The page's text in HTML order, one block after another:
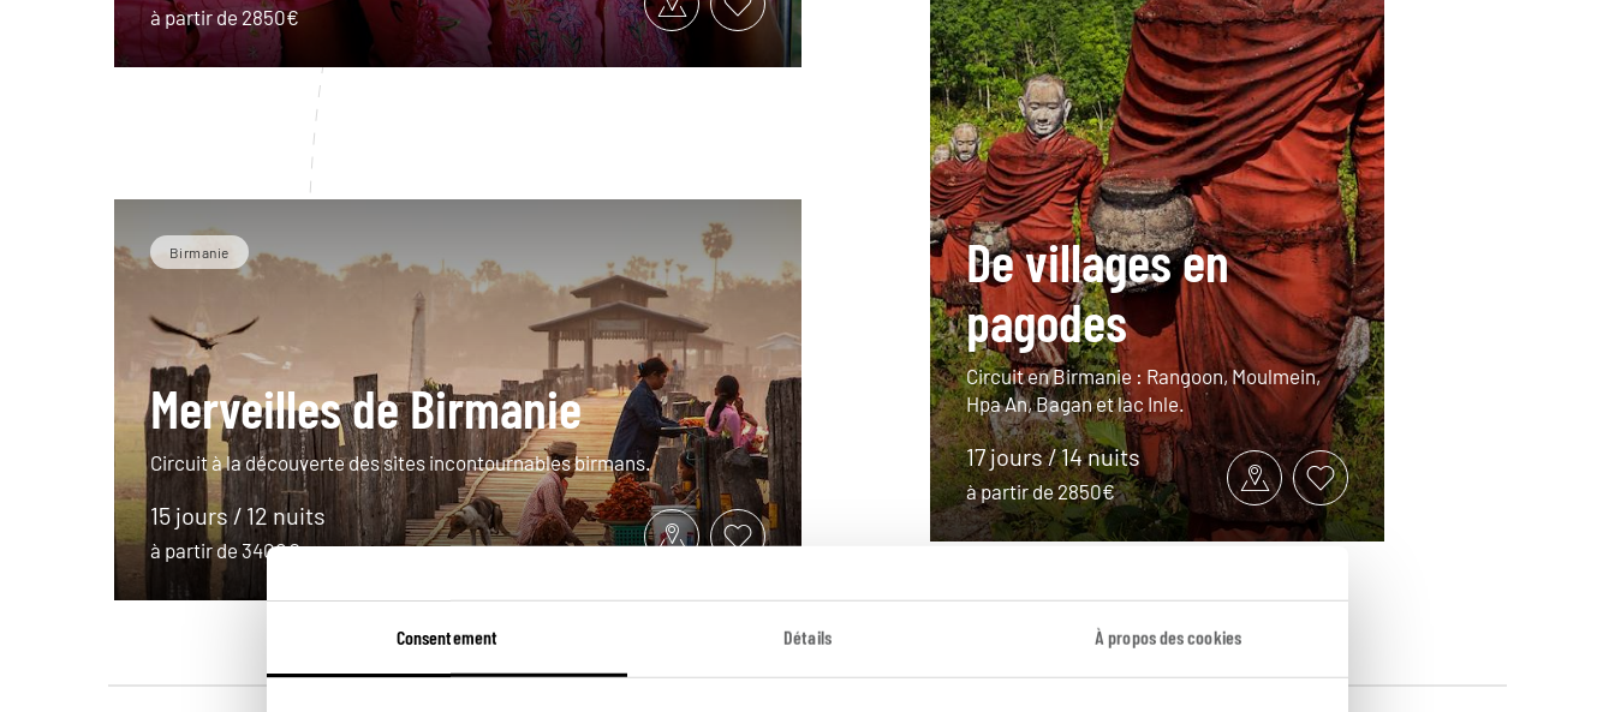
Consentement Détails À propos des cookies
à partir de 2850€
Birmanie
Merveilles de Birmanie
Circuit à la découverte des sites incontournables birmans.
15 jours / 12 nuits
à partir de 3400€
De villages en
pagodes
Circuit en Birmanie : Rangoon, Moulmein,
Hpa An, Bagan et lac Inle.
17 jours / 14 nuits
à partir de 2850€